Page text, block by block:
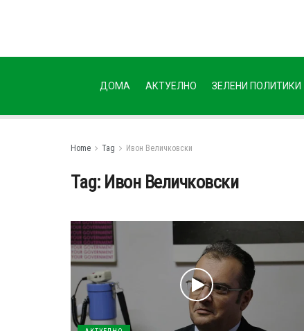
ДОМА АКТУЕЛНО ЗЕЛЕНИ ПОЛИТИКИ
Home Tag Ивон Величковски
Tag: Ивон Величковски